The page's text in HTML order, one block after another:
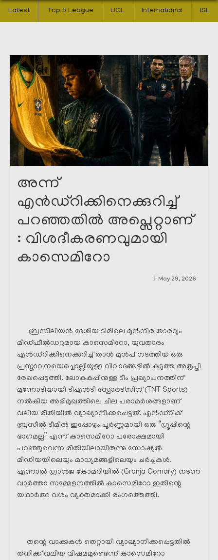
Latest Top 5 League UCL International ISL
അന്ന്
എൻഡ്റിക്കിനെക്കുറിച്ച്
പറഞ്ഞതിൽ അപ്സെറ്റാണ്
: വിശദീകരണവുമായി
കാസെമിറോ
May 29, 2026
ബ്രസീലിയൻ ദേശീയ ടീമിലെ മുൻനിര താരവും
മിഡ്‌ഫീൽഡറുമായ കാസെമിറോ, യുവതാരം
എൻഡ്റിക്കിനെക്കുറിച്ച് താൻ മുൻപ് നടത്തിയ ഒരു
പ്രസ്താവനയെച്ചൊല്ലിയുള്ള വിവാദങ്ങളിൽ കടുത്ത അതൃപ്തി
രേഖപ്പെടുത്തി. ലോകകപ്പിനുള്ള ടീം പ്രഖ്യാപനത്തിന്
മുന്നോടിയായി ടിഎൻടി സ്പോർട്സിന് (TNT Sports)
നൽകിയ അഭിമുഖത്തിലെ ചില പരാമർശങ്ങളാണ്
വലിയ രീതിയിൽ വ്യാഖ്യാനിക്കപ്പെട്ടത്. എൻഡ്റിക്
ബ്രസീൽ ടീമിൽ ഇപ്പോഴും പൂർണ്ണമായി ഒരു “ഗ്രൂപ്പിന്റെ
ഭാഗമല്ല” എന്ന് കാസെമിറോ പരോക്ഷമായി
പറഞ്ഞുവെന്ന രീതിയിലായിരുന്നു സോഷ്യൽ
മീഡിയയിലെയും മാധ്യമങ്ങളിലെയും ചർച്ചകൾ.
എന്നാൽ ഗ്രാൻജ കോമറിയിൽ (Granja Comary) നടന്ന
വാർത്താ സമ്മേളനത്തിൽ കാസെമിറോ ഇതിന്റെ
യഥാർത്ഥ വശം വ്യക്തമാക്കി രംഗത്തെത്തി.
തന്റെ വാക്കുകൾ തെറ്റായി വ്യാഖ്യാനിക്കപ്പെട്ടതിൽ
തനിക്ക് വലിയ വിഷമമുണ്ടെന്ന് കാസെമിറോ